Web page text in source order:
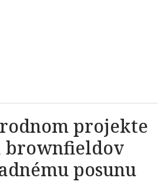
projekte
brownfieldov
posunu